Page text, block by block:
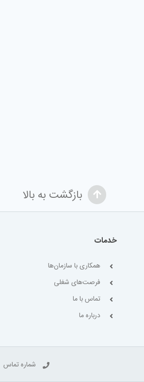
بازگشت به بالا
خدمات
همکاری با سازمان‌ها
فرصت‌های شغلی
تماس با ما
درباره ما
شماره تماس